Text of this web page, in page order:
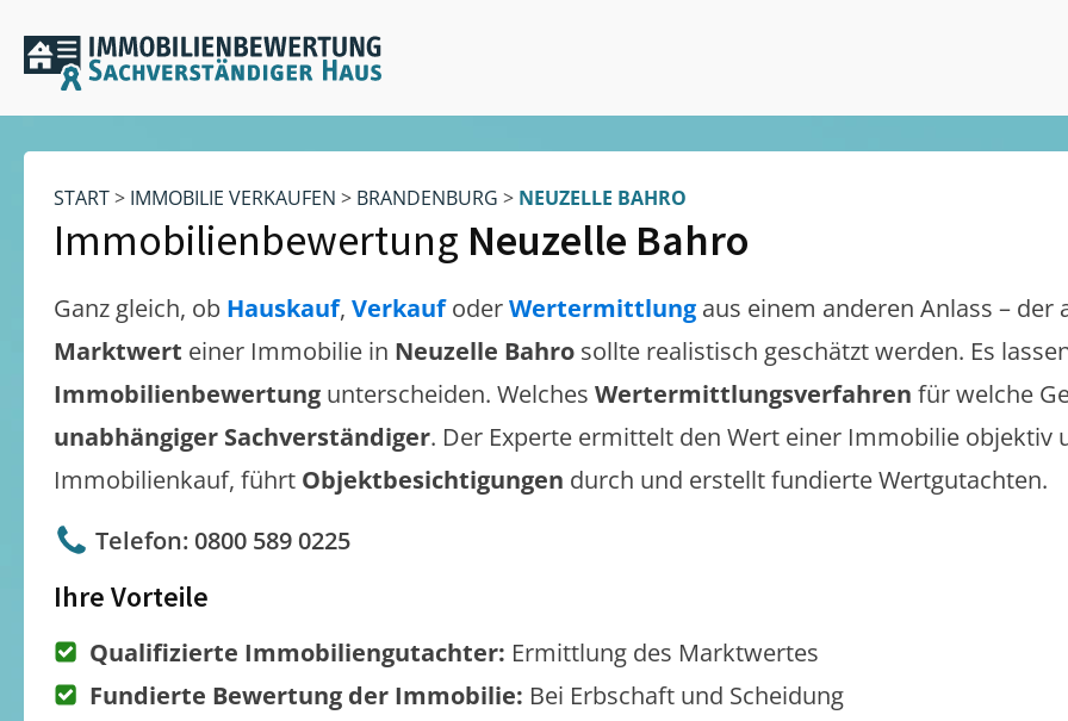
START> IMMOBILIE VERKAUFEN > BRANDENBURG > NEUZELLE BAHRO
Immobilienbewertung Neuzelle Bahro
Ganz gleich, ob Hauskauf, VerkaufoderWertermittlung aus einem anderen Anlass – der
Marktwert einer Immobilie in Neuzelle Bahro sollte realistisch geschätzt werden. Es
Immobilienbewertung unterscheiden. Welches Wertermittlungsverfahren für welche
unabhängiger Sachverständiger. Der Experte ermittelt den Wert einer Immobilie objektiv
Immobilienkauf, führt Objektbesichtigungen durch und erstellt fundierte Wertgutachten.
Telefon: 0800 589 0225
Ihre Vorteile
Qualifizierte Immobiliengutachter: Ermittlung des Marktwertes
Fundierte Bewertung der Immobilie: Bei Erbschaft und Scheidung